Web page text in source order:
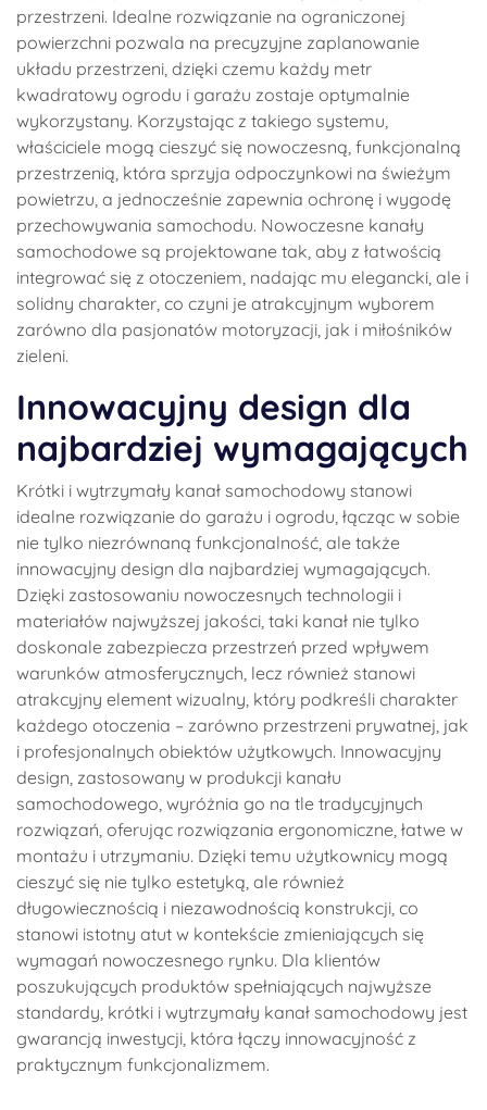
przestrzeni. Idealne rozwiązanie na ograniczonej
powierzchni pozwala na precyzyjne zaplanowanie
układu przestrzeni, dzięki czemu każdy metr
kwadratowy ogrodu i garażu zostaje optymalnie
wykorzystany. Korzystając z takiego systemu,
właściciele mogą cieszyć się nowoczesną, funkcjonalną
przestrzenią, która sprzyja odpoczynkowi na świeżym
powietrzu, a jednocześnie zapewnia ochronę i wygodę
przechowywania samochodu. Nowoczesne kanały
samochodowe są projektowane tak, aby z łatwością
integrować się z otoczeniem, nadając mu elegancki, ale i
solidny charakter, co czyni je atrakcyjnym wyborem
zarówno dla pasjonatów motoryzacji, jak i miłośników
zieleni.
Innowacyjny design dla
najbardziej wymagających
Krótki i wytrzymały kanał samochodowy stanowi
idealne rozwiązanie do garażu i ogrodu, łącząc w sobie
nie tylko niezrównaną funkcjonalność, ale także
innowacyjny design dla najbardziej wymagających.
Dzięki zastosowaniu nowoczesnych technologii i
materiałów najwyższej jakości, taki kanał nie tylko
doskonale zabezpiecza przestrzeń przed wpływem
warunków atmosferycznych, lecz również stanowi
atrakcyjny element wizualny, który podkreśli charakter
każdego otoczenia – zarówno przestrzeni prywatnej, jak
i profesjonalnych obiektów użytkowych. Innowacyjny
design, zastosowany w produkcji kanału
samochodowego, wyróżnia go na tle tradycyjnych
rozwiązań, oferując rozwiązania ergonomiczne, łatwe w
montażu i utrzymaniu. Dzięki temu użytkownicy mogą
cieszyć się nie tylko estetyką, ale również
długowiecznością i niezawodnością konstrukcji, co
stanowi istotny atut w kontekście zmieniających się
wymagań nowoczesnego rynku. Dla klientów
poszukujących produktów spełniających najwyższe
standardy, krótki i wytrzymały kanał samochodowy jest
gwarancją inwestycji, która łączy innowacyjność z
praktycznym funkcjonalizmem.